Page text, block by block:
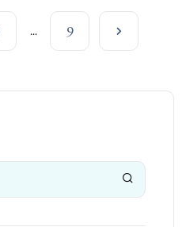
... 9